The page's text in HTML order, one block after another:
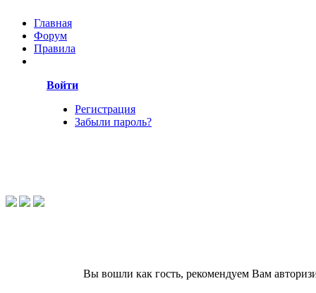
Главная
Форум
Правила
Войти
Регистрация
Забыли пароль?
Вы вошли как гость, рекомендуем Вам